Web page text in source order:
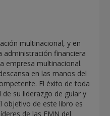
multinacional, y en
financiera
empresa multinacional.
en las manos del
El éxito de toda
de su liderazgo de guiar y
objetivo de este libro es
de las EMN del